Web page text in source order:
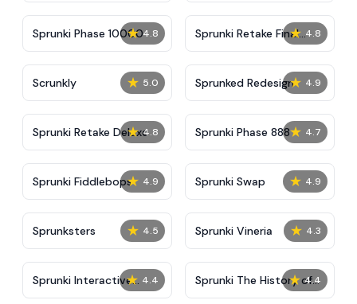
★ 4.8
Sprunki Phase 10000 ★ 4.8
Sprunki Retake Final
Update
★ 5.0
Scrunkly ★ 4.9
Sprunked Redesign
★ 4.8
Sprunki Retake Deluxe ★ 4.7
Sprunki Phase 888
★ 4.9
Sprunki Fiddlebops ★ 4.9
Sprunki Swap
★ 4.5
Sprunksters ★ 4.3
Sprunki Vineria
★ 4.4
Sprunki Interactive
Tunner
★ 4.4
Sprunki The History of
Plants